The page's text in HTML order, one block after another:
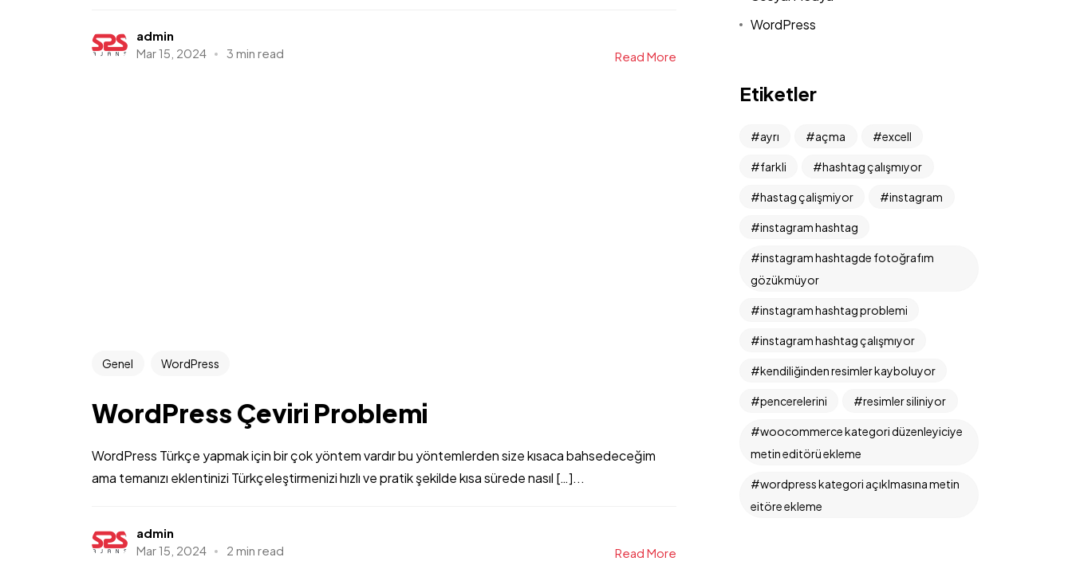
admin
Mar 15, 2024
3 min read Read More
Genel WordPress
WordPress Çeviri Problemi
WordPress Türkçe yapmak için bir çok yöntem vardır bu yöntemlerden size kısaca bahsedeceğim
ama temanızı eklentinizi Türkçeleştirmenizi hızlı ve pratik şekilde kısa sürede nasıl […]...
admin
Mar 15, 2024
2 min read Read More
WordPress
Etiketler
ayrı açma excell
farkli hashtag çalışmıyor
hastag çalişmiyor instagram
instagram hashtag
instagram hashtagde fotoğrafım
gözükmüyor
instagram hashtag problemi
instagram hashtag çalışmıyor
kendiliğinden resimler kayboluyor
pencerelerini resimler siliniyor
woocommerce kategori düzenleyiciye
metin editörü ekleme
wordpress kategori açıklmasına metin
eitöre ekleme